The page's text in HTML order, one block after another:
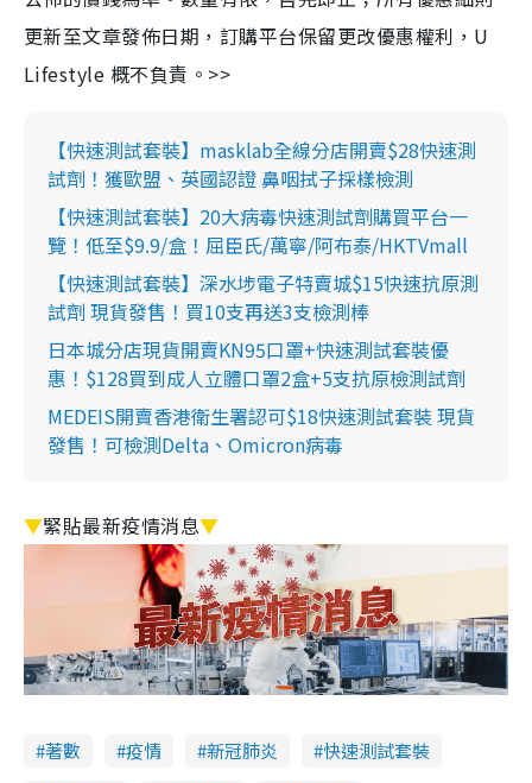
更新至文章發佈日期，訂購平台保留更改優惠權利，U
Lifestyle 概不負責。>>
【快速測試套裝】masklab全線分店開賣$28快速測
試劑！獲歐盟、英國認證 鼻咽拭子採樣檢測
【快速測試套裝】20大病毒快速測試劑購買平台一
覽！低至$9.9/盒！屈臣氏/萬寧/阿布泰/HKTVmall
【快速測試套裝】深水埗電子特賣城$15快速抗原測
試劑 現貨發售！買10支再送3支檢測棒
日本城分店現貨開賣KN95口罩+快速測試套裝優
惠！$128買到成人立體口罩2盒+5支抗原檢測試劑
MEDEIS開賣香港衛生署認可$18快速測試套裝 現貨
發售！可檢測Delta、Omicron病毒
▼緊貼最新疫情消息▼
著數 疫情 新冠肺炎
快速測試套裝